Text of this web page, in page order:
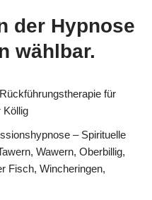
der Hypnose
wählbar.
für
Köllig
– Spirituelle
Wawern, Oberbillig,
Fisch, Wincheringen,